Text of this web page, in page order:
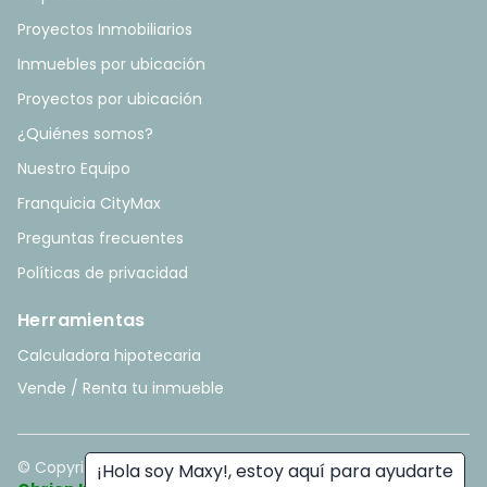
¡Hola soy Maxy!, estoy aquí para ayudarte
Proyectos Inmobiliarios
Inmuebles por ubicación
Proyectos por ubicación
¿Quiénes somos?
Nuestro Equipo
Franquicia CityMax
Preguntas frecuentes
Políticas de privacidad
Herramientas
Calculadora hipotecaria
Vende / Renta tu inmueble
© Copyright2026. All rights reserved. - Hecho con ❤️ por